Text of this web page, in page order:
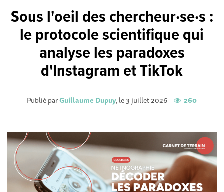
Sous l'oeil des chercheur·se·s :
le protocole scientifique qui
analyse les paradoxes
d'Instagram et TikTok
Publié parGuillaume Dupuy, le 3 juillet 2026 260